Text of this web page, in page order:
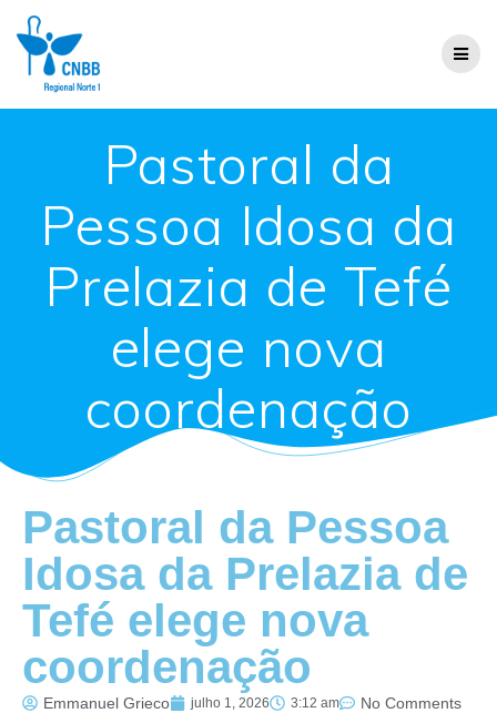
Pastoral da
Pessoa Idosa da
Prelazia de Tefé
elege nova
coordenação
Pastoral da Pessoa
Idosa da Prelazia de
Tefé elege nova
coordenação
Emmanuel Grieco julho 1, 2026 3:12 am No Comments